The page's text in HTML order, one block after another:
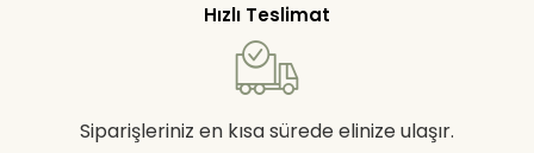
Hızlı Teslimat
Siparişleriniz en kısa sürede elinize ulaşır.